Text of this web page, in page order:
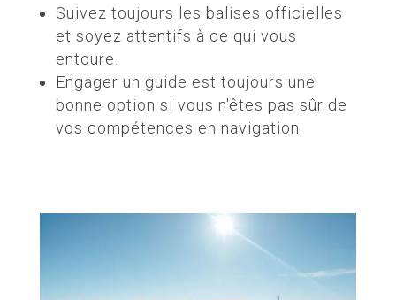
Suivez toujours les balises officielles
et soyez attentifs à ce qui vous
entoure.
Engager un guide est toujours une
bonne option si vous n'êtes pas sûr de
vos compétences en navigation.